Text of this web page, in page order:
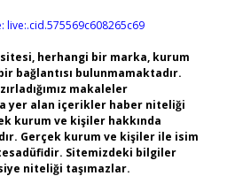
live:.cid.575569c608265c69
herhangi bir marka, kurum
bağlantısı bulunmamaktadır.
makaleler
yer alan içerikler haber niteliği
kurum ve kişiler hakkında
Gerçek kurum ve kişiler ile isim
Sitemizdeki bilgiler
niteliği taşımazlar.